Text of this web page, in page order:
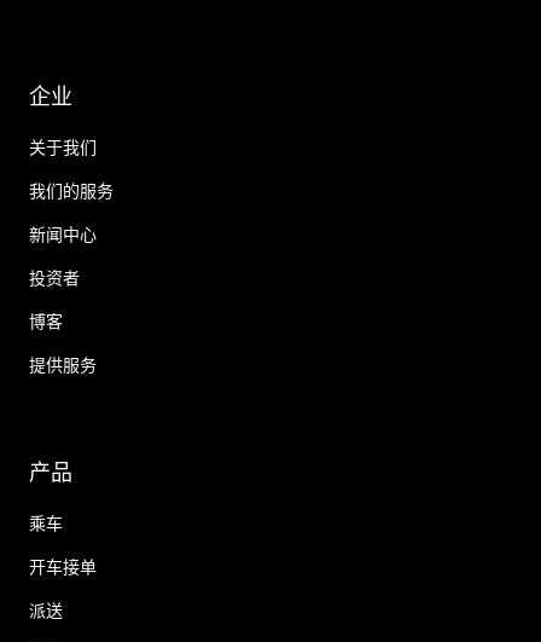
企业
关于我们
我们的服务
新闻中心
投资者
博客
提供服务
产品
乘车
开车接单
派送